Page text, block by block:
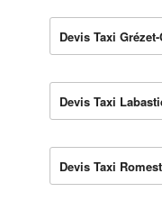
Devis Taxi
Devis Taxi
Devis Taxi